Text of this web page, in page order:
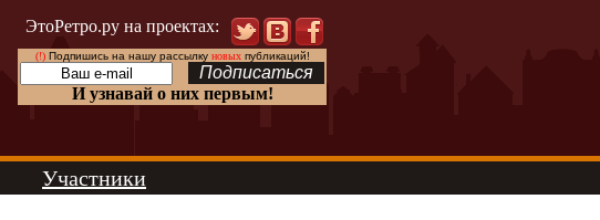
ЭтоРетро.ру на проектах:
(!)Подпишись на нашу рассылку новыхпубликаций!
И узнавай о них первым!
Участники